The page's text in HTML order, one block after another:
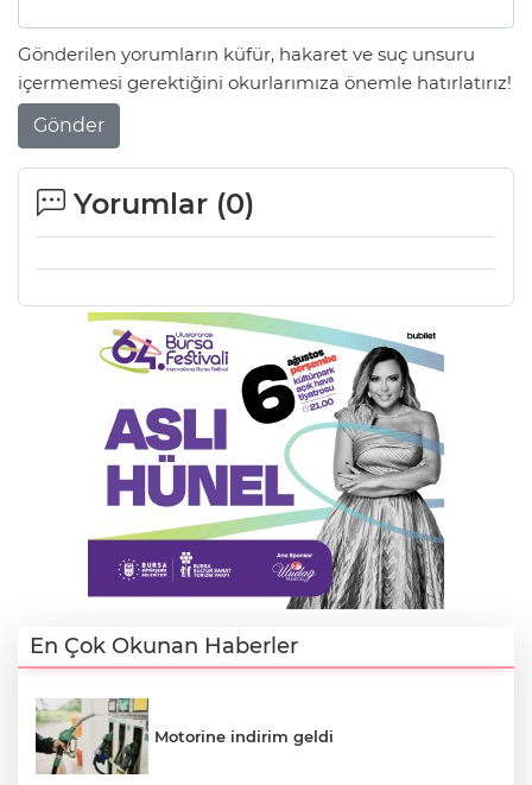
Gönderilen yorumların küfür, hakaret ve suç unsuru
içermemesi gerektiğini okurlarımıza önemle hatırlatırız!
Gönder
Yorumlar (0)
En Çok Okunan Haberler
Motorine indirim geldi